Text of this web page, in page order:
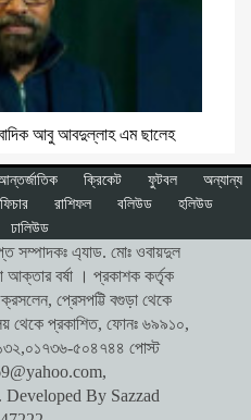
আবু আবদুল্লাহ এম ছালেহ
ক্রিকেট ফুটবল
অন্যান্য
ফিচার রাশিফল বলিউড
হলিউড
ঢালিউড
সম্পাদকঃ এ্যাড. মোঃ ওবায়দুল
আক্তার বর্ষা । প্রকাশক কর্তৃক
প্রেসপট্টি বগুড়া থেকে
থেকে প্রকাশিত, ফোনঃ ৬৯৯১০,
৫০৪৭৪৪ পোস্ট
,
. Developed By Sazzad